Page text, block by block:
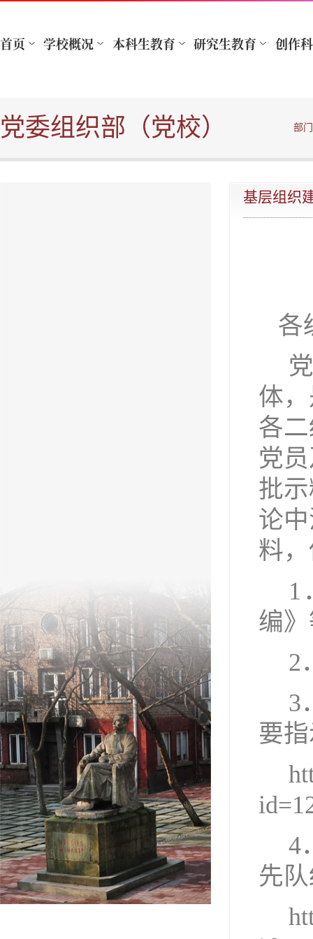
党委组织部（党校） 部
基层组织
各
体
各
党
批
论
料
1
编
2
3
要
4
先